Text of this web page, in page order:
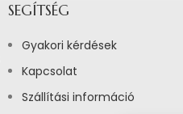
SEGÍTSÉG
Gyakori kérdések
Kapcsolat
Szállítási információ